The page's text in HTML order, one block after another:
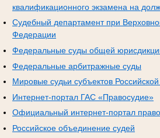
квалификационного экзамена на
Судебный департамент при
Федерации
Федеральные суды общей
Федеральные арбитражные суды
Мировые судьи субъектов
Интернет-портал ГАС «Правосудие»
Официальный интернет-портал
Российское объединение судей